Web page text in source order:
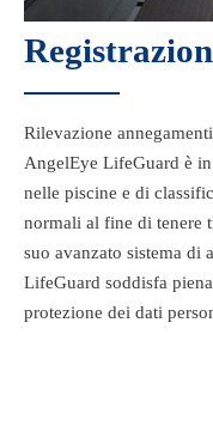
Rilevazione
AngelEye LifeGuard è
nelle piscine e di
normali al fine di tenere
suo avanzato sistema di
LifeGuard soddisfa
protezione dei dati